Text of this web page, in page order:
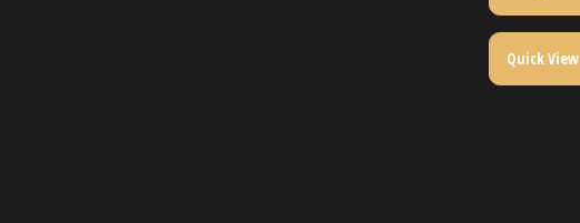
Quick View